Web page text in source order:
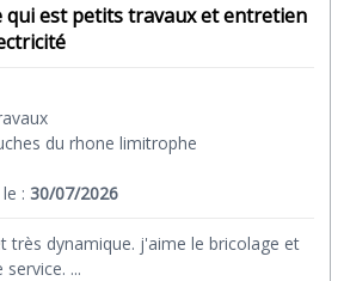
qui est petits travaux et entretien
du rhone limitrophe
le :30/07/2026
très dynamique. j'aime le bricolage et
service. ...